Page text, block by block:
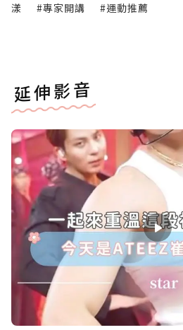
漾
#專家開講 #運動推薦
延伸影音